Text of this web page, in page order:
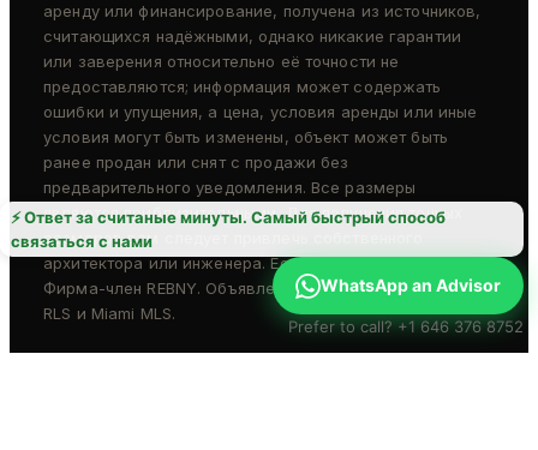
⚡ Ответ за считаные минуты. Самый быстрый способ
связаться с нами
WhatsApp an Advisor
Prefer to call? +1 646 376 8752
аренду или финансирование, получена из источников,
считающихся надёжными, однако никакие гарантии
или заверения относительно её точности не
предоставляются; информация может содержать
ошибки и упущения, а цена, условия аренды или иные
условия могут быть изменены, объект может быть
ранее продан или снят с продажи без
предварительного уведомления. Все размеры
являются приблизительными. Для получения точных
размеров вам следует привлечь собственного
архитектора или инженера. Equal Housing Opportunity.
Фирма-член REBNY. Объявления предоставлены REBNY
RLS и Miami MLS.